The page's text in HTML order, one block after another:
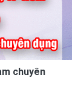
chuyên